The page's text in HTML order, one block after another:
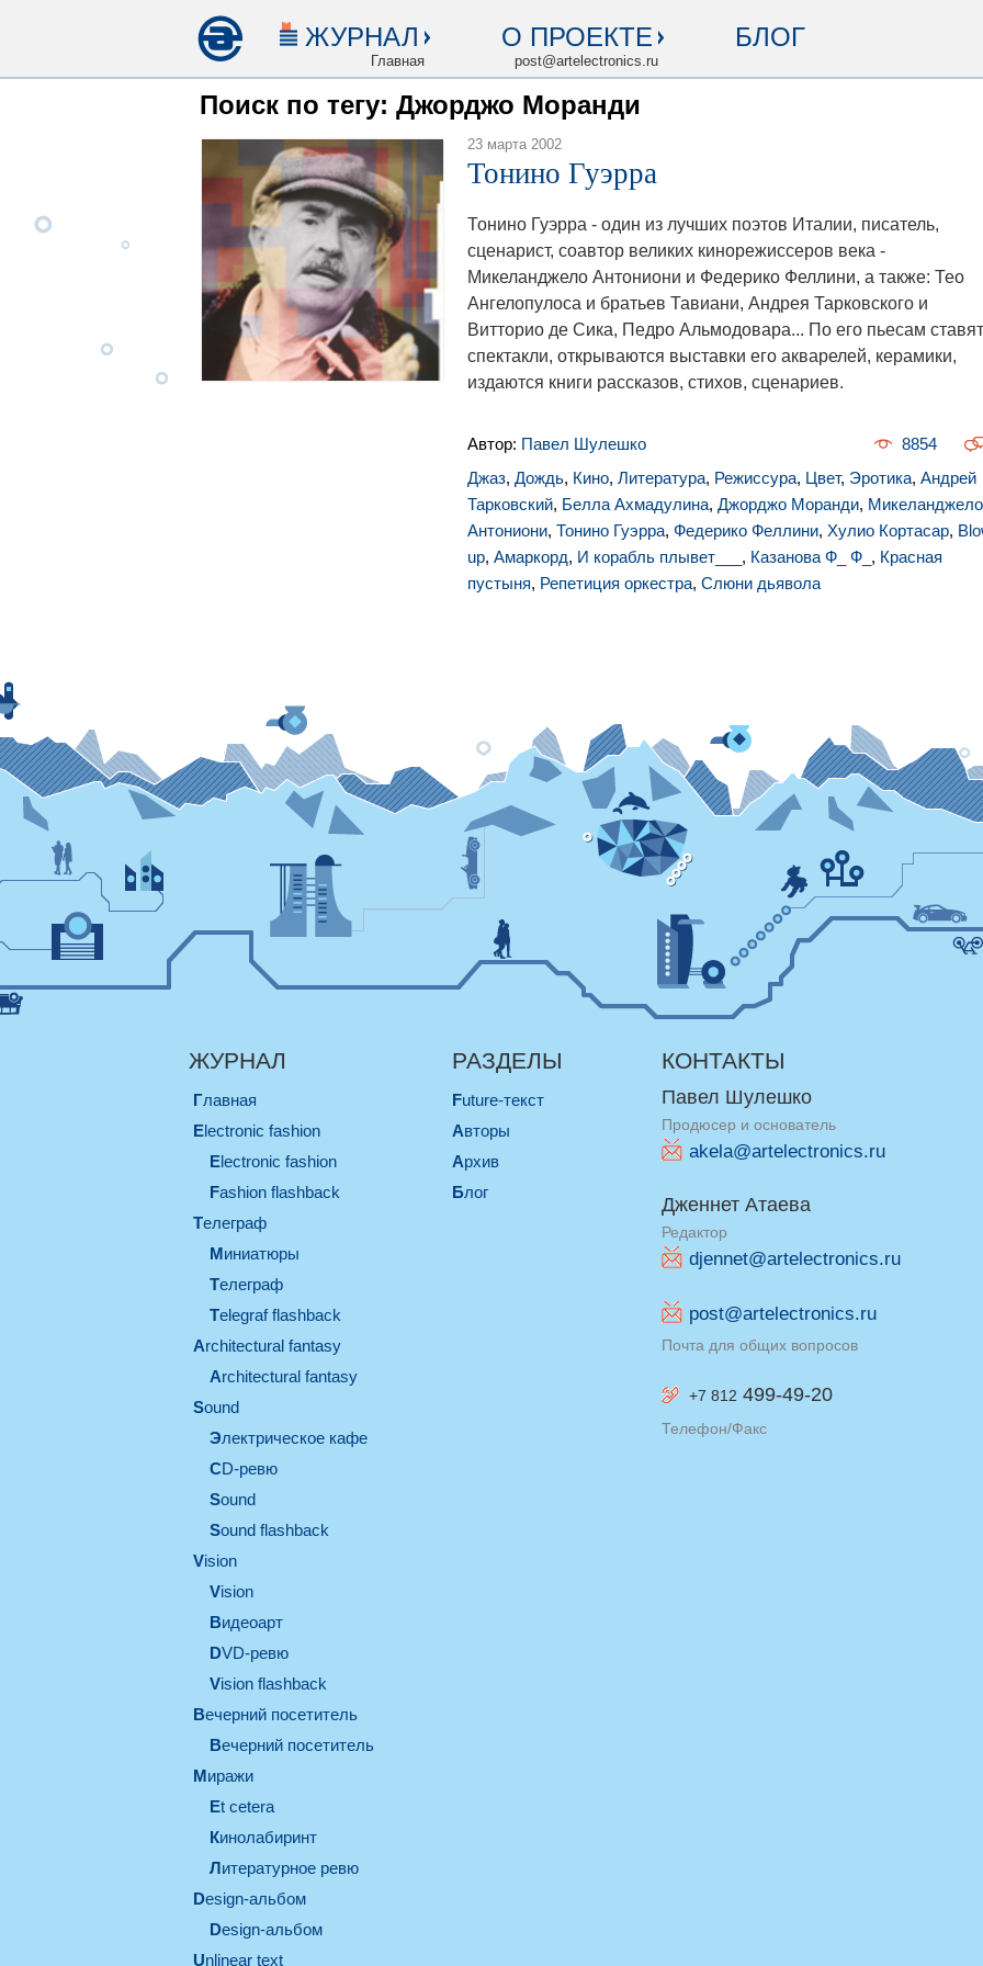
ЖУРНАЛ
Главная
О ПРОЕКТЕ
post@artelectronics.ru
БЛОГ
Поиск по тегу: Джорджо Моранди
23 марта 2002
Тонино Гуэрра
Тонино Гуэрра - один из лучших поэтов Италии, писатель,
сценарист, соавтор великих кинорежиссеров века -
Микеланджело Антониони и Федерико Феллини, а также: Тео
Ангелопулоса и братьев Тавиани, Андрея Тарковского и
Витторио де Сика, Педро Альмодовара... По его пьесам ставят
спектакли, открываются выставки его акварелей, керамики,
издаются книги рассказов, стихов, сценариев.
Автор: Павел Шулешко
8854
Джаз, Дождь, Кино, Литература, Режиссура, Цвет, Эротика, Андрей
Тарковский, Белла Ахмадулина, Джорджо Моранди, Микеланджело
Антониони, Тонино Гуэрра, Федерико Феллини, Хулио Кортасар,
up, Амаркорд, И корабль плывет___ , Казанова Ф_ Ф_ , Красная
пустыня, Репетиция оркестра, Слюни дьявола
ЖУРНАЛ
Главная
electronic fashion
electronic fashion
Fashion flashback
телеграф
миниатюры
телеграф
Telegraf flashback
architectural fantasy
architectural fantasy
sound
электрическое кафе
CD-ревю
sound
Sound flashback
vision
vision
видеоарт
DVD-ревю
Vision flashback
вечерний посетитель
вечерний посетитель
миражи
et cetera
кинолабиринт
литературное ревю
design-альбом
design-альбом
unlinear text
РАЗДЕЛЫ
Future-текст
Авторы
Архив
Блог
КОНТАКТЫ
Павел Шулешко
Продюсер и основатель
akela@artelectronics.ru
Дженнет Атаева
Редактор
djennet@artelectronics.ru
post@artelectronics.ru
Почта для общих вопросов
+7 812 499-49-20
Телефон/Факс